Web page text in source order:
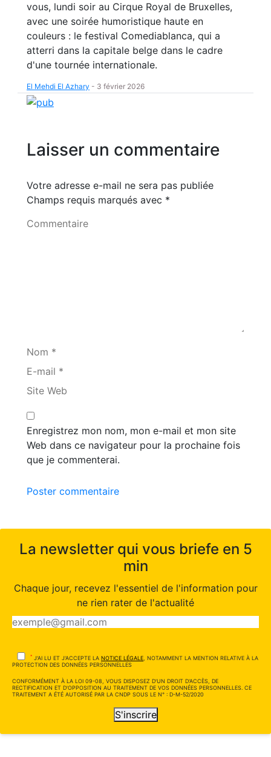
vous, lundi soir au Cirque Royal de Bruxelles,
avec une soirée humoristique haute en
couleurs : le festival Comediablanca, qui a
atterri dans la capitale belge dans le cadre
d'une tournée internationale.
El Mehdi El Azhary - 3 février 2026
Laisser un commentaire
Votre adresse e-mail ne sera pas publiée
Champs requis marqués avec *
Commentaire
Nom *
E-mail *
Site Web
Enregistrez mon nom, mon e-mail et mon site
Web dans ce navigateur pour la prochaine fois
que je commenterai.
Poster commentaire
La newsletter qui vous briefe en 5
min
Chaque jour, recevez l'essentiel de l'information pour
ne rien rater de l'actualité
* J'AI LU ET J'ACCEPTE LA NOTICE LÉGALE , NOTAMMENT LA MENTION RELATIVE À LA
PROTECTION DES DONNÉES PERSONNELLES
CONFORMÉMENT À LA LOI 09-08, VOUS DISPOSEZ D'UN DROIT D'ACCÈS, DE
RECTIFICATION ET D'OPPOSITION AU TRAITEMENT DE VOS DONNÉES PERSONNELLES. CE
TRAITEMENT A ÉTÉ AUTORISÉ PAR LA CNDP SOUS LE N° : D-M-52/2020
S'inscrire